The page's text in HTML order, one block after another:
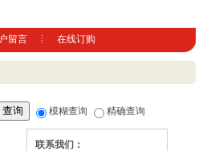
留言 在线订购
模糊查询 精确查询
联系我们：